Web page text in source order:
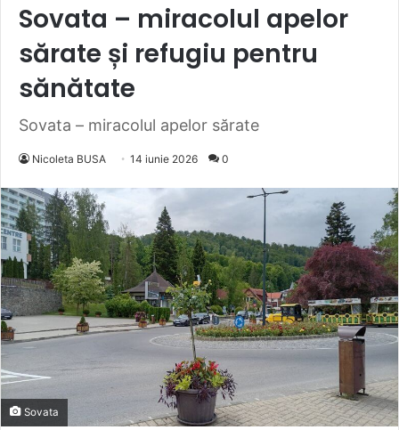
Sovata – miracolul apelor
sărate și refugiu pentru
sănătate
Sovata – miracolul apelor sărate
Nicoleta BUSA 14 iunie 2026 0
Sovata